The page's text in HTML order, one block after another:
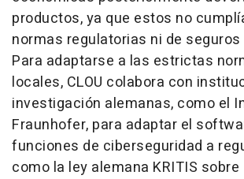
productos, ya que estos no
normas regulatorias ni de
Para adaptarse a las estrictas
locales, CLOU colabora con
investigación alemanas, como el
Fraunhofer, para adaptar el
funciones de ciberseguridad a
como la ley alemana KRITIS sobre